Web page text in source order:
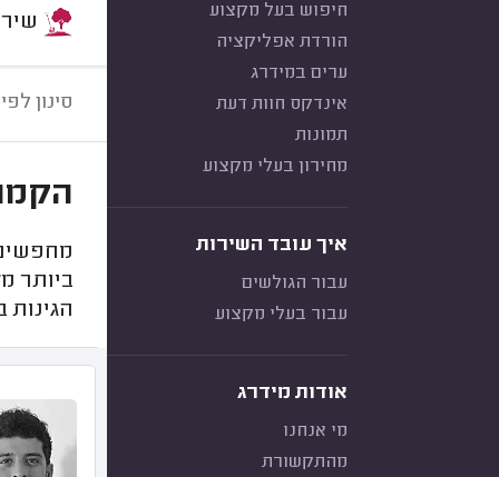
חיפוש בעל מקצוע
הורדת אפליקציה
ערים במידרג
אינדקס חוות דעת
תמונות
מחירון בעלי מקצוע
איך עובד השירות
עבור הגולשים
עבור בעלי מקצוע
אודות מידרג
מי אנחנו
מהתקשורת
סינון
ביותר